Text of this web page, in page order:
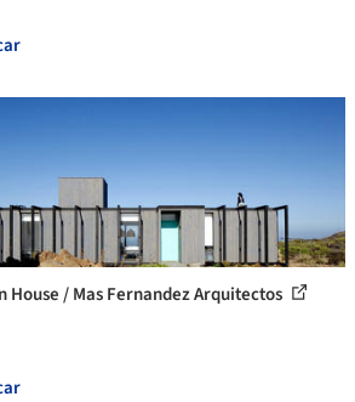
House / Mas Fernandez Arquitectos